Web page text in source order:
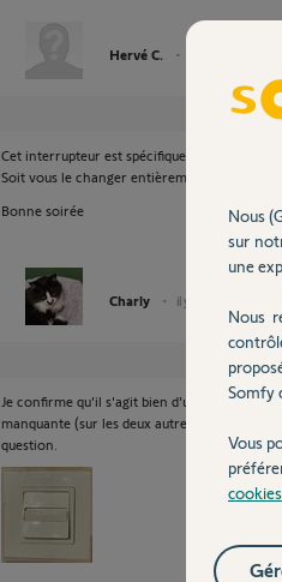
Hervé C.
Cet interrupteur est spécifique et n'est pas un
Soit vous le changer entièrement soit vous
Bonne soirée
Charly il y a 6 mois
Je confirme qu'il s'agit bien d'un produit
manquante (sur les deux autres
question.
Nous
sur
une
Nous
Somfy
Vous
cookies